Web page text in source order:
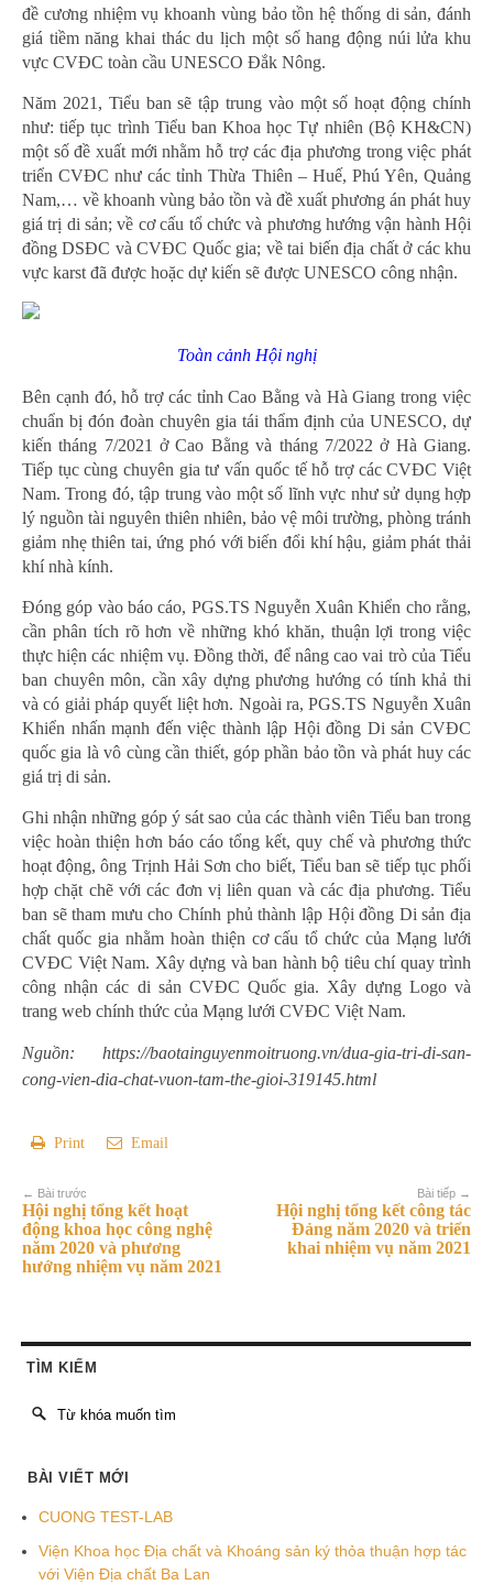
đề cương nhiệm vụ khoanh vùng bảo tồn hệ thống di sản, đánh
giá tiềm năng khai thác du lịch một số hang động núi lửa khu
vực CVĐC toàn cầu UNESCO Đắk Nông.
Năm 2021, Tiểu ban sẽ tập trung vào một số hoạt động chính
như: tiếp tục trình Tiểu ban Khoa học Tự nhiên (Bộ KH&CN)
một số đề xuất mới nhằm hỗ trợ các địa phương trong việc phát
triển CVĐC như các tỉnh Thừa Thiên – Huế, Phú Yên, Quảng
Nam,… về khoanh vùng bảo tồn và đề xuất phương án phát huy
giá trị di sản; về cơ cấu tổ chức và phương hướng vận hành Hội
đồng DSĐC và CVĐC Quốc gia; về tai biến địa chất ở các khu
vực karst đã được hoặc dự kiến sẽ được UNESCO công nhận.
Toàn cảnh Hội nghị
Bên cạnh đó, hỗ trợ các tỉnh Cao Bằng và Hà Giang trong việc
chuẩn bị đón đoàn chuyên gia tái thẩm định của UNESCO, dự
kiến tháng 7/2021 ở Cao Bằng và tháng 7/2022 ở Hà Giang.
Tiếp tục cùng chuyên gia tư vấn quốc tế hỗ trợ các CVĐC Việt
Nam. Trong đó, tập trung vào một số lĩnh vực như sử dụng hợp
lý nguồn tài nguyên thiên nhiên, bảo vệ môi trường, phòng tránh
giảm nhẹ thiên tai, ứng phó với biến đổi khí hậu, giảm phát thải
khí nhà kính.
Đóng góp vào báo cáo, PGS.TS Nguyễn Xuân Khiển cho rằng,
cần phân tích rõ hơn về những khó khăn, thuận lợi trong việc
thực hiện các nhiệm vụ. Đồng thời, để nâng cao vai trò của Tiểu
ban chuyên môn, cần xây dựng phương hướng có tính khả thi
và có giải pháp quyết liệt hơn. Ngoài ra, PGS.TS Nguyễn Xuân
Khiển nhấn mạnh đến việc thành lập Hội đồng Di sản CVĐC
quốc gia là vô cùng cần thiết, góp phần bảo tồn và phát huy các
giá trị di sản.
Ghi nhận những góp ý sát sao của các thành viên Tiểu ban trong
việc hoàn thiện hơn báo cáo tổng kết, quy chế và phương thức
hoạt động, ông Trịnh Hải Sơn cho biết, Tiểu ban sẽ tiếp tục phối
hợp chặt chẽ với các đơn vị liên quan và các địa phương. Tiểu
ban sẽ tham mưu cho Chính phủ thành lập Hội đồng Di sản địa
chất quốc gia nhằm hoàn thiện cơ cấu tổ chức của Mạng lưới
CVĐC Việt Nam. Xây dựng và ban hành bộ tiêu chí quay trình
công nhận các di sản CVĐC Quốc gia. Xây dựng Logo và
trang web chính thức của Mạng lưới CVĐC Việt Nam.
Nguồn: https://baotainguyenmoitruong.vn/dua-gia-tri-di-san-
cong-vien-dia-chat-vuon-tam-the-gioi-319145.html
Print Email
Bài tiếp →
Hội nghị tổng kết công tác
Đảng năm 2020 và triển
khai nhiệm vụ năm 2021
← Bài trước
Hội nghị tổng kết hoạt
động khoa học công nghệ
năm 2020 và phương
hướng nhiệm vụ năm 2021
TÌM KIẾM
BÀI VIẾT MỚI
CUONG TEST-LAB
Viện Khoa học Địa chất và Khoáng sản ký thỏa thuận hợp tác
với Viện Địa chất Ba Lan